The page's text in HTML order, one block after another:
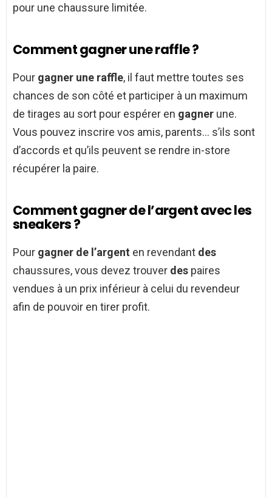
pour une chaussure limitée.
Comment gagner une raffle ?
Pour gagner une raffle, il faut mettre toutes ses
chances de son côté et participer à un maximum
de tirages au sort pour espérer en gagner une.
Vous pouvez inscrire vos amis, parents… s’ils sont
d’accords et qu’ils peuvent se rendre in-store
récupérer la paire.
Comment gagner de l’argent avec les
sneakers ?
Pour gagner de l’argent en revendant des
chaussures, vous devez trouver des paires
vendues à un prix inférieur à celui du revendeur
afin de pouvoir en tirer profit.